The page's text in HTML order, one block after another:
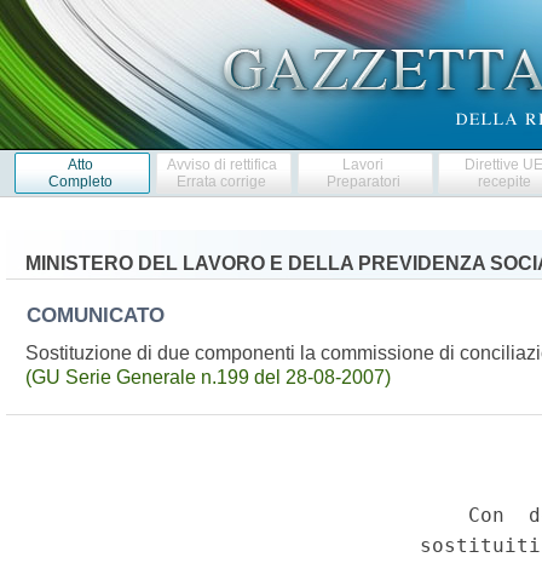
Atto
Completo
Avviso di rettifica
Errata corrige
Lavori
Preparatori
Direttive
recepite
MINISTERO DEL LAVORO E DELLA PREVIDENZA
COMUNICATO
Sostituzione di due componenti la commissione di
(GU Serie Generale n.199 del 28-08-2007)